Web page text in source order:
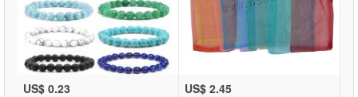
US$ 0.23 US$ 2.45